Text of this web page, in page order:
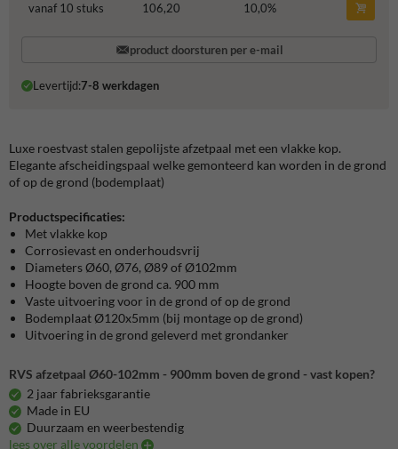
vanaf 10 stuks
106,20 10,0%
product doorsturen per e-mail
Levertijd:7-8 werkdagen
Luxe roestvast stalen gepolijste afzetpaal met een vlakke kop.
Elegante afscheidingspaal welke gemonteerd kan worden in de grond
of op de grond (bodemplaat)
Productspecificaties:
Met vlakke kop
Corrosievast en onderhoudsvrij
Diameters Ø60, Ø76, Ø89 of Ø102mm
Hoogte boven de grond ca. 900 mm
Vaste uitvoering voor in de grond of op de grond
Bodemplaat Ø120x5mm (bij montage op de grond)
Uitvoering in de grond geleverd met grondanker
RVS afzetpaal Ø60-102mm - 900mm boven de grond - vast kopen?
2 jaar fabrieksgarantie
Made in EU
Duurzaam en weerbestendig
lees over alle voordelen